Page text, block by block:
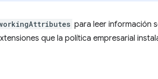
para leer información
que la política empresarial